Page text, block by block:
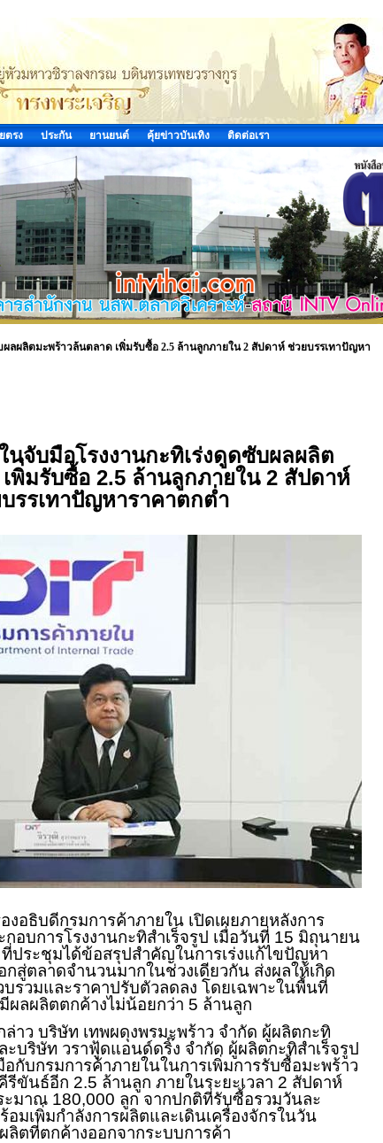
ตรง ประกัน ยานยนต์ คุ้ยข่าวบันเทิง ติดต่อเรา
ลผลิตมะพร้าวล้นตลาด เพิ่มรับซื้อ 2.5 ล้านลูกภายใน 2 สัปดาห์ ช่วยบรรเทาปัญหา
นจับมือโรงงานกะทิเร่งดูดซับผลผลิต
พิ่มรับซื้อ 2.5 ล้านลูกภายใน 2 สัปดาห์
รรเทาปัญหาราคาตกต่ำ
อธิบดีกรมการค้าภายใน เปิดเผยภายหลังการ
อบการโรงงานกะทิสำเร็จรูป เมื่อวันที่ 15 มิถุนายน
ที่ประชุมได้ข้อสรุปสำคัญในการเร่งแก้ไขปัญหา
สู่ตลาดจำนวนมากในช่วงเดียวกัน ส่งผลให้เกิด
รวมและราคาปรับตัวลดลง โดยเฉพาะในพื้นที่
ผลผลิตตกค้างไม่น้อยกว่า 5 ล้านลูก
ล่าว บริษัท เทพผดุงพรมะพร้าว จำกัด ผู้ผลิตกะทิ
ะบริษัท วราฟู้ดแอนด์ดริ๊ง จำกัด ผู้ผลิตกะทิสำเร็จรูป
กับกรมการค้าภายในในการเพิ่มการรับซื้อมะพร้าว
ขันธ์อีก 2.5 ล้านลูก ภายในระยะเวลา 2 สัปดาห์
ะมาณ 180,000 ลูก จากปกติที่รับซื้อรวมวันละ
มเพิ่มกำลังการผลิตและเดินเครื่องจักรในวัน
ลิตที่ตกค้างออกจากระบบการค้า